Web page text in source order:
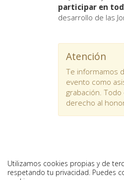
Utilizamos cookies propias y de
respetando tu privacidad. Puedes
participar en
desarrollo de las
Atención
Te informamos
evento como
grabación.
derecho al